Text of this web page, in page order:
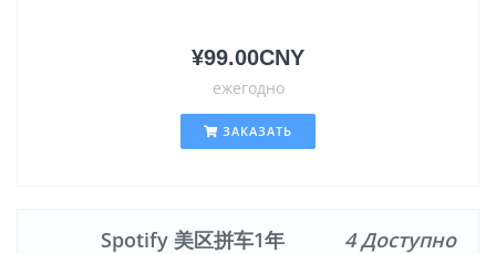
¥99.00CNY
ежегодно
ЗАКАЗАТЬ
Spotify 美区拼车1年 4 Доступно